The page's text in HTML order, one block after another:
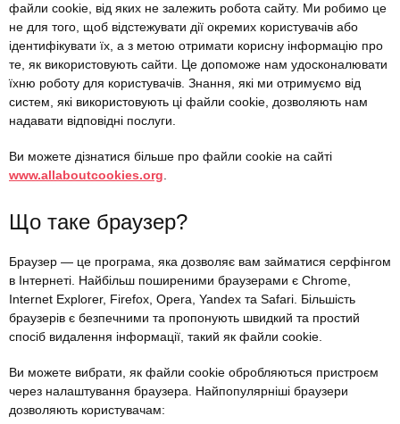
файли cookie, від яких не залежить робота сайту. Ми робимо це
не для того, щоб відстежувати дії окремих користувачів або
ідентифікувати їх, а з метою отримати корисну інформацію про
те, як використовують сайти. Це допоможе нам удосконалювати
їхню роботу для користувачів. Знання, які ми отримуємо від
систем, які використовують ці файли cookie, дозволяють нам
надавати відповідні послуги.
Ви можете дізнатися більше про файли cookie на сайті
www.allaboutcookies.org
Що таке браузер?
Браузер — це програма, яка дозволяє вам займатися серфінгом
в Інтернеті. Найбільш поширеними браузерами є Chrome,
Internet Explorer, Firefox, Opera, Yandex та Safari. Більшість
браузерів є безпечними та пропонують швидкий та простий
спосіб видалення інформації, такий як файли cookie.
Ви можете вибрати, як файли cookie обробляються пристроєм
через налаштування браузера. Найпопулярніші браузери
дозволяють користувачам: